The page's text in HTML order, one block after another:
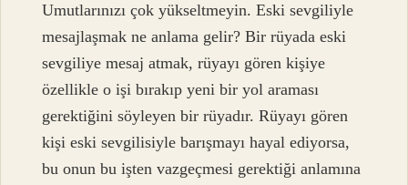
Umutlarınızı çok yükseltmeyin. Eski sevgiliyle
mesajlaşmak ne anlama gelir? Bir rüyada eski
sevgiliye mesaj atmak, rüyayı gören kişiye
özellikle o işi bırakıp yeni bir yol araması
gerektiğini söyleyen bir rüyadır. Rüyayı gören
kişi eski sevgilisiyle barışmayı hayal ediyorsa,
bu onun bu işten vazgeçmesi gerektiği anlamına